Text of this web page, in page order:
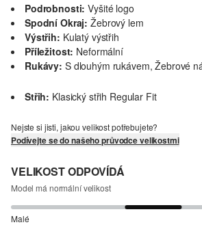
Podrobnosti: Vyšité logo
Spodní Okraj: Žebrový lem
Výstřih: Kulatý výstřih
Příležitost: Neformální
Rukávy: S dlouhým rukávem, Žebrové
Střih: Klasický střih Regular Fit
Nejste si jisti, jakou velikost potřebujete?
Podívejte se do našeho průvodce velikostmi
VELIKOST ODPOVÍDÁ
Model má normální velikost
Malé